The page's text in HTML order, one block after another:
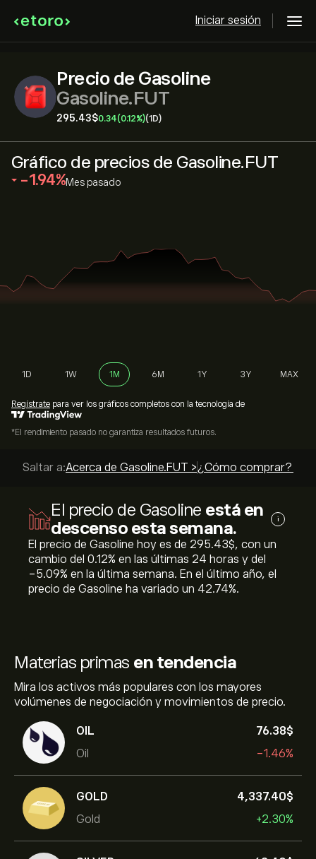
Iniciar sesión
Precio de Gasoline
Gasoline.FUT
295.43‎$‎0.34(0.12%)(1D)
Materias primas en tendencia
Mira los activos más populares con los mayores
volúmenes de negociación y movimientos de precio.
OIL
Oil
76.38‎$‎
-1.46%
GOLD
Gold
4,337.40‎$‎
+2.30%
Gráfico de precios de Gasoline.FUT
‎-1.94‎ Mes pasado
1D 1W 1M 6M 1Y 3Y MAX
Regístrate para ver los gráficos completos con la tecnología de
*El rendimiento pasado no garantiza resultados futuros.
Saltar a:Acerca de Gasoline.FUT >¿Cómo comprar? >
El precio de Gasoline está en
descenso esta semana.
i
El precio de Gasoline hoy es de 295.43‎$‎, con un
cambio del ‎0.12‎% en las últimas 24 horas y del
‎-5.09‎% en la última semana. En el último año, el
precio de Gasoline ha variado un ‎42.74‎%.